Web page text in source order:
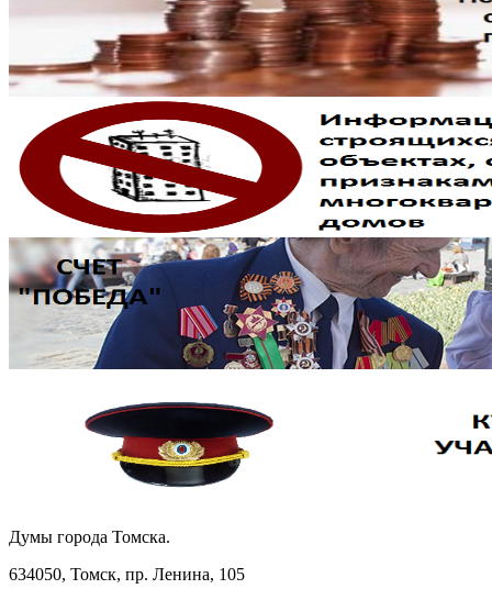
Думы города Томска.
634050, Томск, пр. Ленина, 105